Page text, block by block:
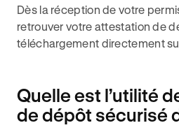
Dès la réception de votre
retrouver votre attestation de
téléchargement directement
Quelle est l’utilité
de dépôt sécurisé